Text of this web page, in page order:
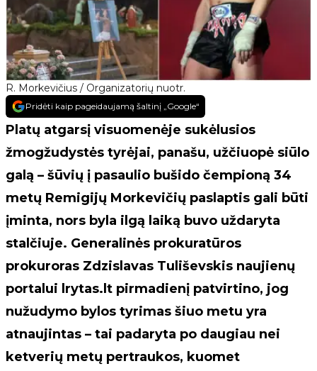
R. Morkevičius / Organizatorių nuotr.
Pridėti kaip pageidaujamą šaltinį „Google“
Platų atgarsį visuomenėje sukėlusios
žmogžudystės tyrėjai, panašu, užčiuopė siūlo
galą – šūvių į pasaulio bušido čempioną 34
metų Remigijų Morkevičių paslaptis gali būti
įminta, nors byla ilgą laiką buvo uždaryta
stalčiuje. Generalinės prokuratūros
prokuroras Zdzislavas Tuliševskis naujienų
portalui lrytas.lt pirmadienį patvirtino, jog
nužudymo bylos tyrimas šiuo metu yra
atnaujintas – tai padaryta po daugiau nei
ketverių metų pertraukos, kuomet